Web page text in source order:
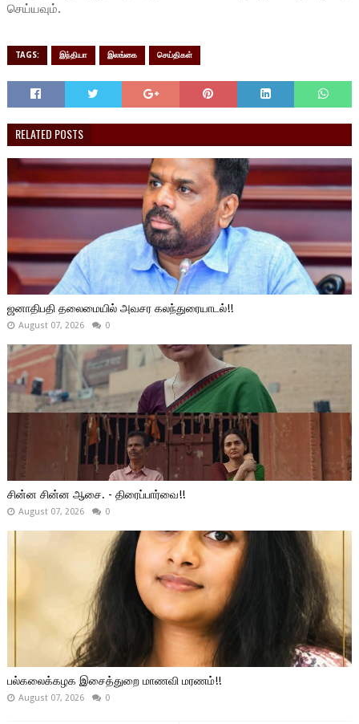
செய்யவும்.
TAGS: இந்தியா இலங்கை செய்திகள்
RELATED POSTS
ஜனாதிபதி தலைமையில் அவசர கலந்துரையாடல்!!
August 07, 2026 0
சின்ன சின்ன ஆசை. - திரைப்பார்வை!!
August 07, 2026 0
பல்கலைக்கழக இசைத்துறை மாணவி மரணம்!!
August 07, 2026 0